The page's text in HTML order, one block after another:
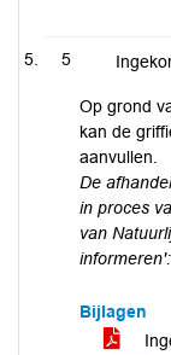
5
Op grond
kan de
aanvullen.
De
in proces
van
Bijlagen